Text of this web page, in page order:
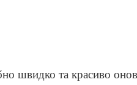
швидко та красиво